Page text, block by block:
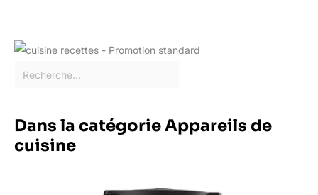
Dans la catégorie Appareils de
cuisine